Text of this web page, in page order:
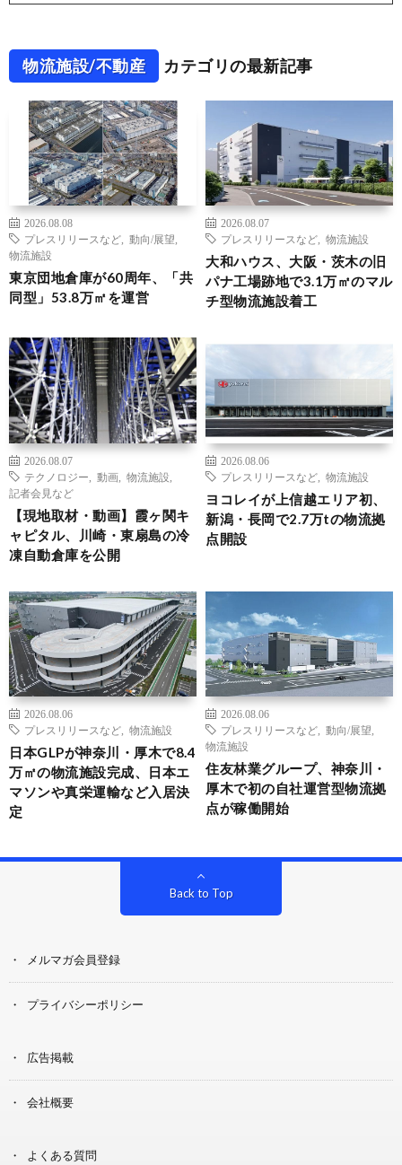
物流施設/不動産 カテゴリの最新記事
2026.08.08
プレスリリースなど
動向/展望
物流施設
東京団地倉庫が60周年、「共
同型」53.8万㎡を運営
2026.08.07
プレスリリースなど
物流施設
大和ハウス、大阪・茨木の旧
パナ工場跡地で3.1万㎡のマル
チ型物流施設着工
2026.08.07
テクノロジー
動画 物流施設
記者会見など
【現地取材・動画】霞ヶ関キ
ャピタル、川崎・東扇島の冷
凍自動倉庫を公開
2026.08.06
プレスリリースなど
物流施設
ヨコレイが上信越エリア初、
新潟・長岡で2.7万tの物流拠
点開設
2026.08.06
プレスリリースなど
物流施設
日本GLPが神奈川・厚木で8.4
万㎡の物流施設完成、日本エ
マソンや真栄運輸など入居決
定
2026.08.06
プレスリリースなど
動向/展望
物流施設
住友林業グループ、神奈川・
厚木で初の自社運営型物流拠
点が稼働開始
Back to Top
メルマガ会員登録
プライバシーポリシー
広告掲載
会社概要
よくある質問